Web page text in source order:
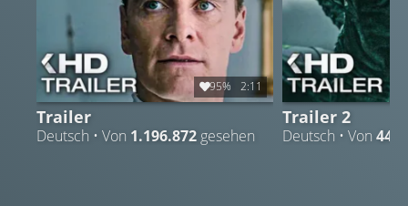
95% 2:11
Trailer
Deutsch • Von 1.196.872 gesehen
Trailer 2
Deutsch • Von